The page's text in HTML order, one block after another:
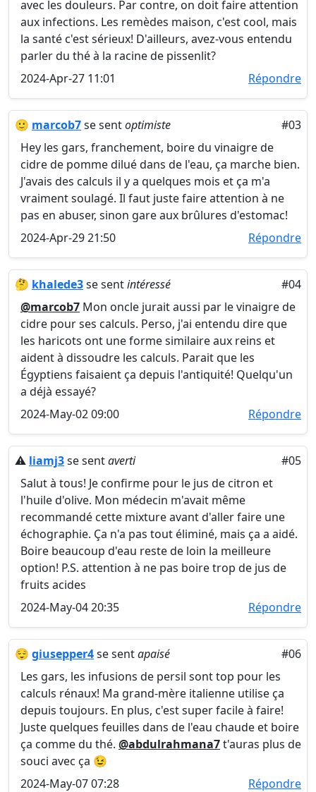
avec les douleurs. Par contre, on doit faire attention
aux infections. Les remèdes maison, c'est cool, mais
la santé c'est sérieux! D'ailleurs, avez-vous entendu
parler du thé à la racine de pissenlit?
2024-Apr-27 11:01
Répondre
🙂 marcob7se sentoptimiste
#03
Hey les gars, franchement, boire du vinaigre de
cidre de pomme dilué dans de l'eau, ça marche bien.
J'avais des calculs il y a quelques mois et ça m'a
vraiment soulagé. Il faut juste faire attention à ne
pas en abuser, sinon gare aux brûlures d'estomac!
2024-Apr-29 21:50
Répondre
🤔 khalede3se sentintéressé
#04
@marcob7 Mon oncle jurait aussi par le vinaigre de
cidre pour ses calculs. Perso, j'ai entendu dire que
les haricots ont une forme similaire aux reins et
aident à dissoudre les calculs. Parait que les
Égyptiens faisaient ça depuis l'antiquité! Quelqu'un
a déjà essayé?
2024-May-02 09:00
Répondre
⚠️ liamj3se sentaverti
#05
Salut à tous! Je confirme pour le jus de citron et
l'huile d'olive. Mon médecin m'avait même
recommandé cette mixture avant d'aller faire une
échographie. Ça n'a pas tout éliminé, mais ça a aidé.
Boire beaucoup d'eau reste de loin la meilleure
option! P.S. attention à ne pas boire trop de jus de
fruits acides
2024-May-04 20:35
Répondre
😌 giusepper4se sentapaisé
#06
Les gars, les infusions de persil sont top pour les
calculs rénaux! Ma grand-mère italienne utilise ça
depuis toujours. En plus, c'est super facile à faire!
Juste quelques feuilles dans de l'eau chaude et boire
ça comme du thé. @abdulrahmana7t'auras plus de
souci avec ça 😉
2024-May-07 07:28
Répondre